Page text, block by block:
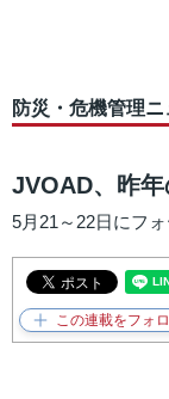
防災・危機管理ニ
JVOAD、昨
5月21～22日にフ